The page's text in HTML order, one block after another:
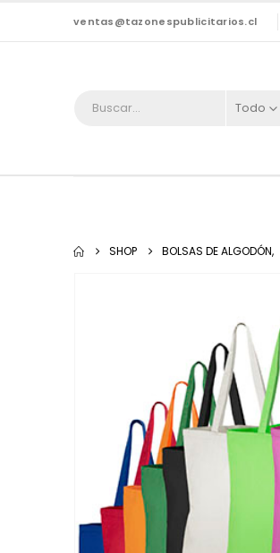
ventas@tazonespublicitarios.cl
Todo
SHOP BOLSAS DE ALGODÓN,